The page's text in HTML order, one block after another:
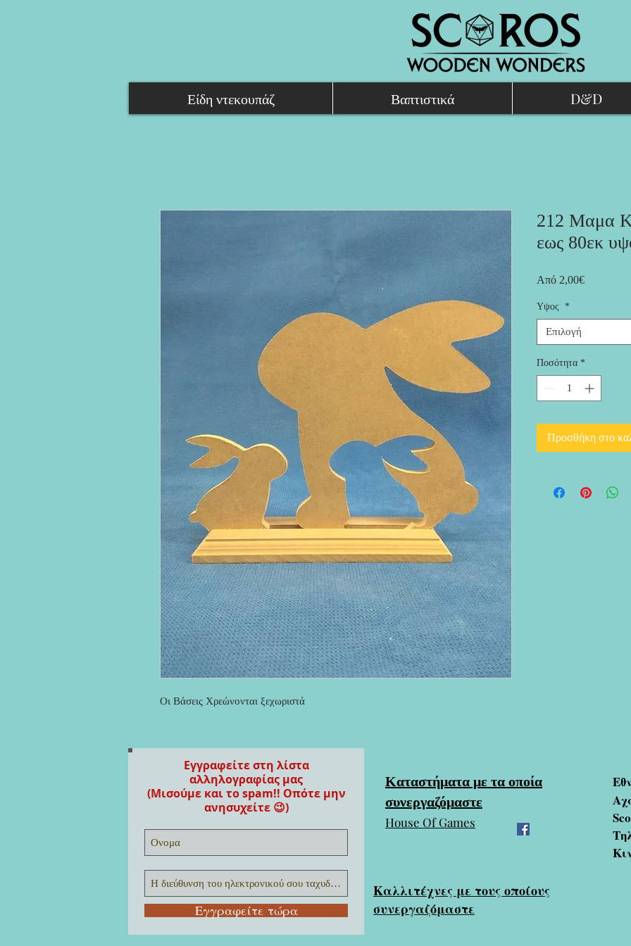
Οι Βάσεις Χρεώνονται ξεχωριστά
212 Μαμα
εως 80εκ
Από 2,00€Τιμή
Υψος *
Επιλογή
Ποσότητα *
Προσθήκη στο
Είδη ντεκουπάζ Βαπτιστικά D&D
Εγγραφείτε στη λίστα
αλληλογραφίας μας
(Μισούμε και το spam!! Οπότε μην
ανησυχείτε 😉)
Εγγραφείτε τώρα
Καταστήματα με τα οποία
συνεργαζόμαστε
House Of Games
Καλλιτέχνες με τους οποίους
συνεργαζόμαστε